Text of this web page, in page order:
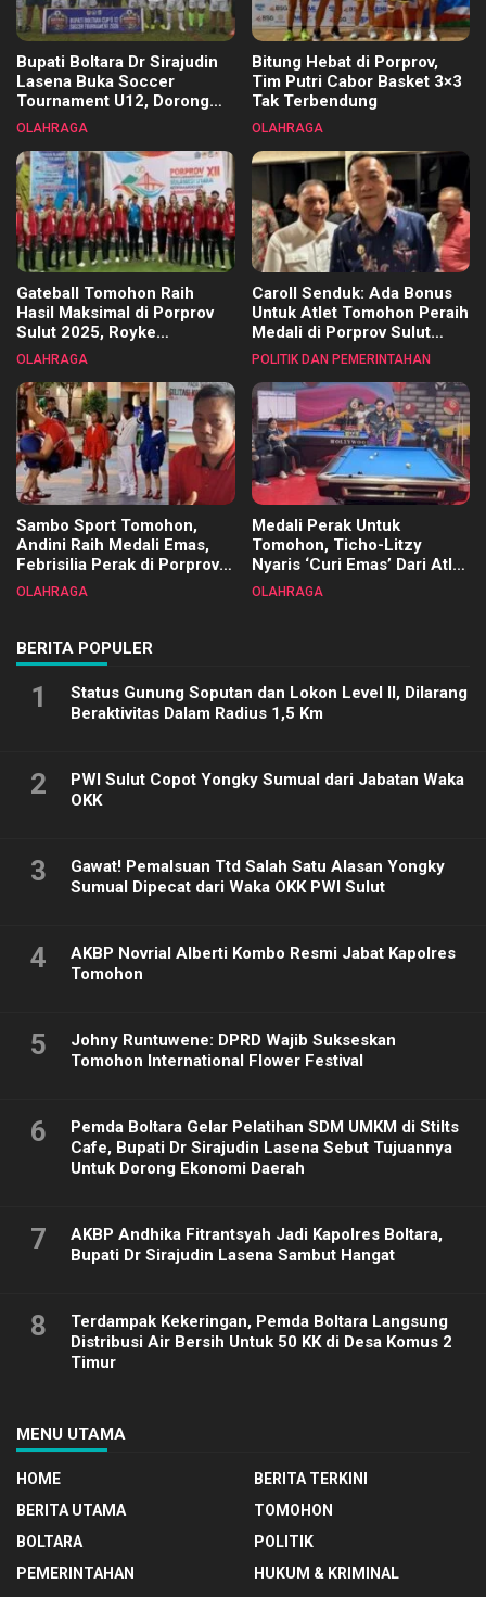
Bupati Boltara Dr Sirajudin
Lasena Buka Soccer
Tournament U12, Dorong
Pembinaan Merata di Setiap
OLAHRAGA
Bitung Hebat di Porprov,
Tim Putri Cabor Basket 3×3
Tak Terbendung
OLAHRAGA
Gateball Tomohon Raih
Hasil Maksimal di Porprov
Sulut 2025, Royke
Tangkawarouw Ucapkan
OLAHRAGA
Caroll Senduk: Ada Bonus
Untuk Atlet Tomohon Peraih
Medali di Porprov Sulut
2025
POLITIK DAN PEMERINTAHAN
Sambo Sport Tomohon,
Andini Raih Medali Emas,
Febrisilia Perak di Porprov
Sulut 2025
OLAHRAGA
Medali Perak Untuk
Tomohon, Ticho-Litzy
Nyaris ‘Curi Emas’ Dari Atlet
Biliar PON di Porprov Sulut
OLAHRAGA
BERITA POPULER
1
Status Gunung Soputan dan Lokon Level II, Dilarang
Beraktivitas Dalam Radius 1,5 Km
2
PWI Sulut Copot Yongky Sumual dari Jabatan Waka
OKK
3
Gawat! Pemalsuan Ttd Salah Satu Alasan Yongky
Sumual Dipecat dari Waka OKK PWI Sulut
4
AKBP Novrial Alberti Kombo Resmi Jabat Kapolres
Tomohon
5
Johny Runtuwene: DPRD Wajib Sukseskan
Tomohon International Flower Festival
6
Pemda Boltara Gelar Pelatihan SDM UMKM di Stilts
Cafe, Bupati Dr Sirajudin Lasena Sebut Tujuannya
Untuk Dorong Ekonomi Daerah
7
AKBP Andhika Fitrantsyah Jadi Kapolres Boltara,
Bupati Dr Sirajudin Lasena Sambut Hangat
8
Terdampak Kekeringan, Pemda Boltara Langsung
Distribusi Air Bersih Untuk 50 KK di Desa Komus 2
Timur
MENU UTAMA
HOME
BERITA TERKINI
BERITA UTAMA
TOMOHON
BOLTARA
POLITIK
PEMERINTAHAN
HUKUM & KRIMINAL